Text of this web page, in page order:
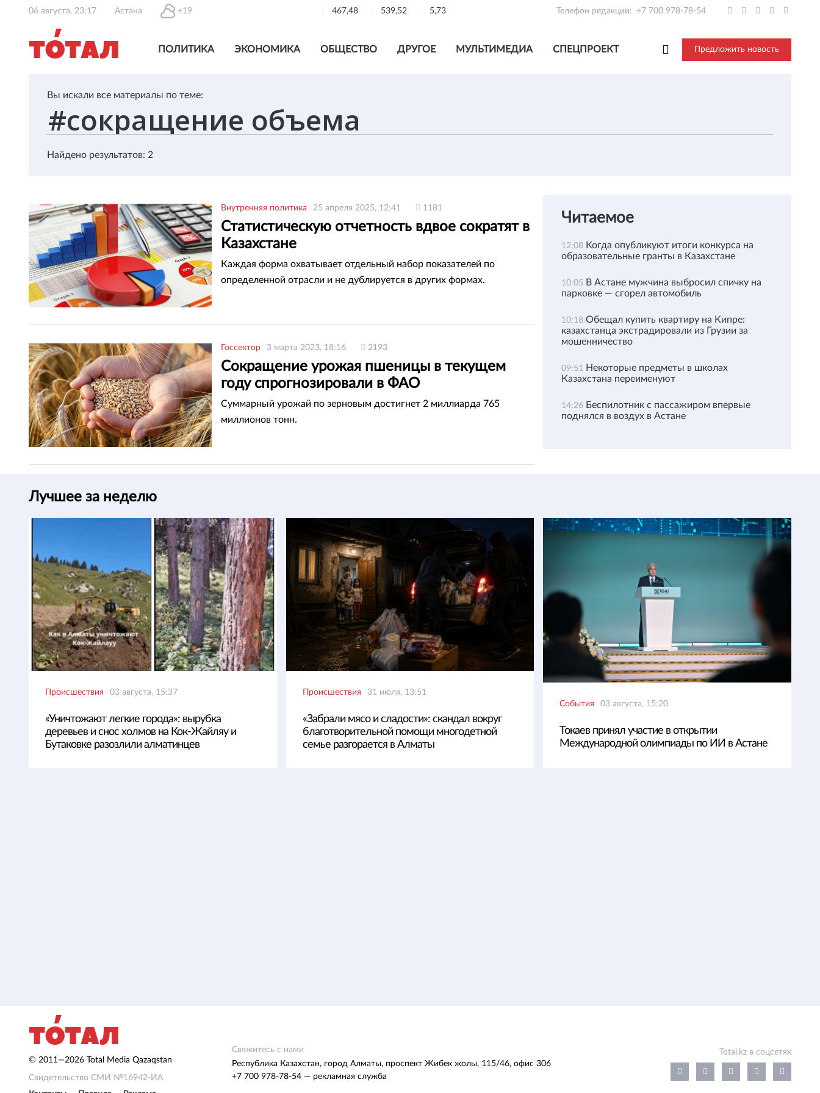
06 августа, 23:17 Астана +19 467,48 539,52 5,73 Телефон редакции: +7 700 978-78-54
ПОЛИТИКА ЭКОНОМИКА ОБЩЕСТВО ДРУГОЕ МУЛЬТИМЕДИА СПЕЦПРОЕКТ Предложить новость
Вы искали все материалы по теме:
Найдено результатов: 2
Внутренняя политика 25 апреля 2025, 12:41 1181
Статистическую отчетность вдвое сократят в
Казахстане
Каждая форма охватывает отдельный набор показателей по
определенной отрасли и не дублируется в других формах.
Госсектор 3 марта 2023, 18:16 2193
Сокращение урожая пшеницы в текущем
году спрогнозировали в ФАО
Суммарный урожай по зерновым достигнет 2 миллиарда 765
миллионов тонн.
Читаемое
12:08 Когда опубликуют итоги конкурса на
образовательные гранты в Казахстане
10:05 В Астане мужчина выбросил спичку на
парковке — сгорел автомобиль
10:18 Обещал купить квартиру на Кипре:
казахстанца экстрадировали из Грузии за
мошенничество
09:51 Некоторые предметы в школах
Казахстана переименуют
14:26 Беспилотник с пассажиром впервые
поднялся в воздух в Астане
Лучшее за неделю
Происшествия 03 августа, 15:37
«Уничтожают легкие города»: вырубка
деревьев и снос холмов на Кок-Жайляу и
Бутаковке разозлили алматинцев
Происшествия 31 июля, 13:51
«Забрали мясо и сладости»: скандал вокруг
благотворительной помощи многодетной
семье разгорается в Алматы
События 03 августа, 15:20
Токаев принял участие в открытии
Международной олимпиады по ИИ в Астане
© 2011—2026 Total Media Qazaqstan
Свидетельство СМИ №16942-ИА
Свяжитесь с нами
Республика Казахстан, город Алматы, проспект Жибек жолы, 115/46, офис 306
+7 700 978-78-54 — рекламная служба
Total.kz в соцсетях